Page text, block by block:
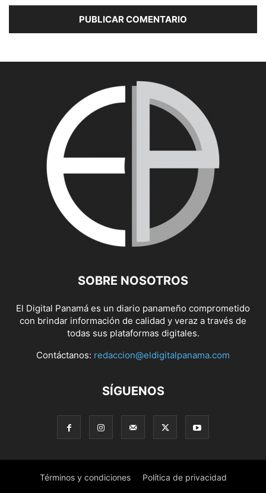
SOBRE NOSOTROS
El Digital Panamá es un diario panameño comprometido
con brindar información de calidad y veraz a través de
todas sus plataformas digitales.
Contáctanos: redaccion@eldigitalpanama.com
SÍGUENOS
Términos y condiciones Política de privacidad